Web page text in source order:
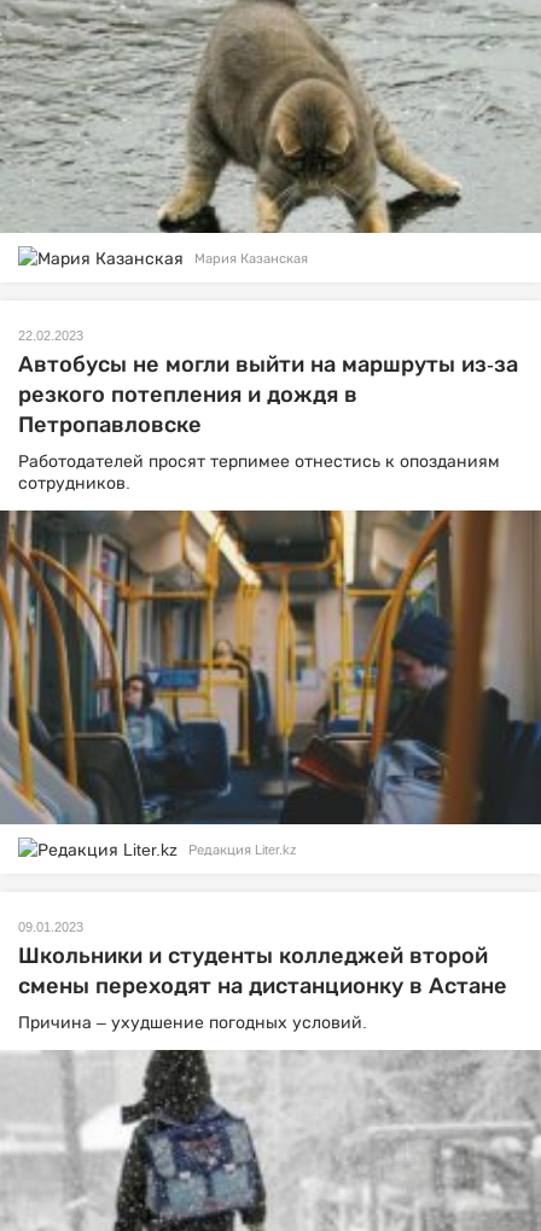
Мария Казанская
22.02.2023
Автобусы не могли выйти на маршруты из-за
резкого потепления и дождя в
Петропавловске
Работодателей просят терпимее отнестись к опозданиям
сотрудников.
Редакция Liter.kz
09.01.2023
Школьники и студенты колледжей второй
смены переходят на дистанционку в Астане
Причина – ухудшение погодных условий.